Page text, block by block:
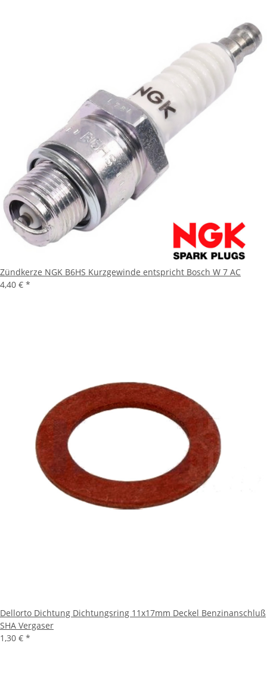
Zündkerze NGK B6HS Kurzgewinde entspricht Bosch W 7 AC
4,40 € *
Dellorto Dichtung Dichtungsring 11x17mm Deckel Benzinanschluß
SHA Vergaser
1,30 € *